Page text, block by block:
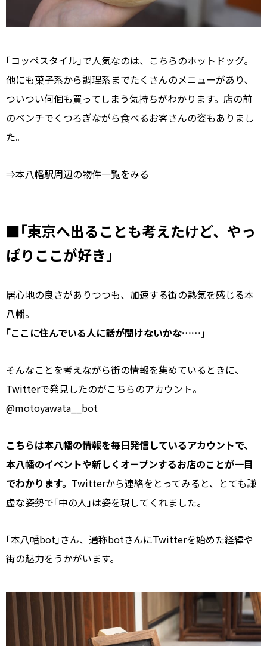
｢コッペスタイル｣で人気なのは、こちらのホットドッグ。
他にも菓子系から調理系までたくさんのメニューがあり、
ついつい何個も買ってしまう気持ちがわかります。店の前
のベンチでくつろぎながら食べるお客さんの姿もありまし
た。
⇒本八幡駅周辺の物件一覧をみる
■｢東京へ出ることも考えたけど、やっ
ぱりここが好き｣
居心地の良さがありつつも、加速する街の熱気を感じる本
八幡。
｢ここに住んでいる人に話が聞けないかな……｣
そんなことを考えながら街の情報を集めているときに、
Twitterで発見したのがこちらのアカウント。
@motoyawata__bot
こちらは本八幡の情報を毎日発信しているアカウントで、
本八幡のイベントや新しくオープンするお店のことが一目
でわかります。 Twitterから連絡をとってみると、とても謙
虚な姿勢で｢中の人｣は姿を現してくれました。
｢本八幡bot｣さん、通称botさんにTwitterを始めた経緯や
街の魅力をうかがいます。